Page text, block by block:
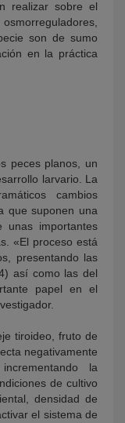
realizar sobre el
son de sumo
en la práctica
peces planos, un
larvario. La
cambios
que suponen una
unas importantes
«El proceso está
presentando las
así como las del
papel en el
tiroideo, fruto de
negativamente
la
de cultivo
densidad de
el sistema de